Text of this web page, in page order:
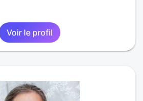
Voir le profil